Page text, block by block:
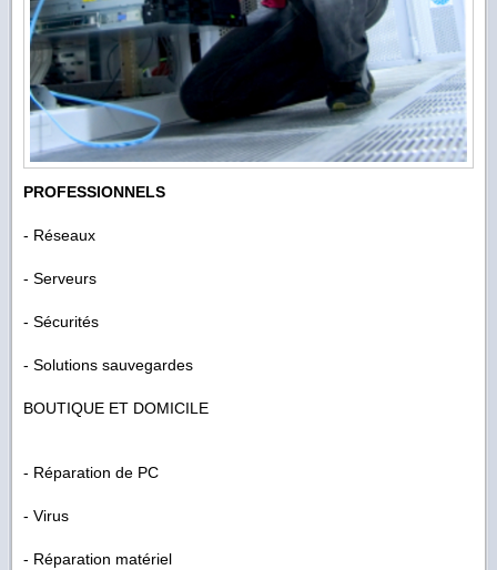
PROFESSIONNELS
- Réseaux
- Serveurs
- Sécurités
- Solutions sauvegardes
BOUTIQUE ET DOMICILE
- Réparation de PC
- Virus
- Réparation matériel